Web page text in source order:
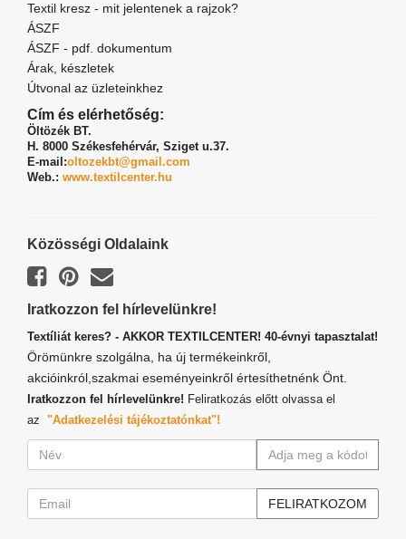
Textil kresz - mit jelentenek a rajzok?
ÁSZF
ÁSZF - pdf. dokumentum
Árak, készletek
Útvonal az üzleteinkhez
Cím és elérhetőség:
Öltözék BT.
H. 8000 Székesfehérvár, Sziget u.37.
E-mail:oltozekbt@gmail.com
Web.: www.textilcenter.hu
Közösségi Oldalaink
Iratkozzon fel hírlevelünkre!
Textíliát keres? - AKKOR TEXTILCENTER! 40-évnyi tapasztalat!
Örömünkre szolgálna, ha új termékeinkről,
akcióinkról,szakmai eseményeinkről értesíthetnénk Önt.
Iratkozzon fel hírlevelünkre! Feliratkozás előtt olvassa el
az "Adatkezelési tájékoztatónkat"!